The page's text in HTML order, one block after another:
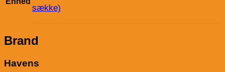
sække)
Brand
Havens